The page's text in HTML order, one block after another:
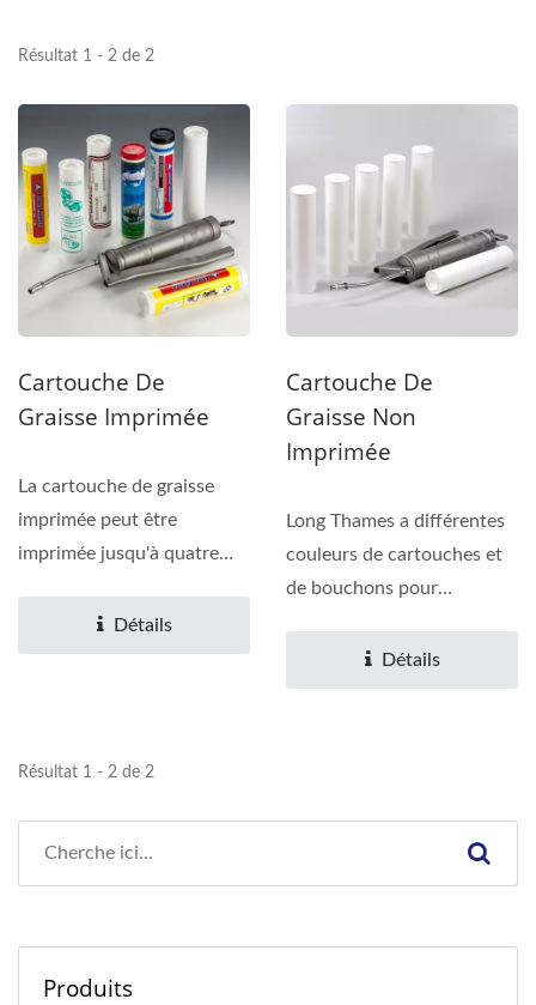
Résultat 1 - 2 de 2
Cartouche De
Graisse Imprimée
La cartouche de graisse
imprimée peut être
imprimée jusqu'à quatre
Détails
Cartouche De
Graisse Non
Imprimée
Long Thames a différentes
couleurs de cartouches et
de bouchons pour
contrôle...
Détails
Résultat 1 - 2 de 2
Produits